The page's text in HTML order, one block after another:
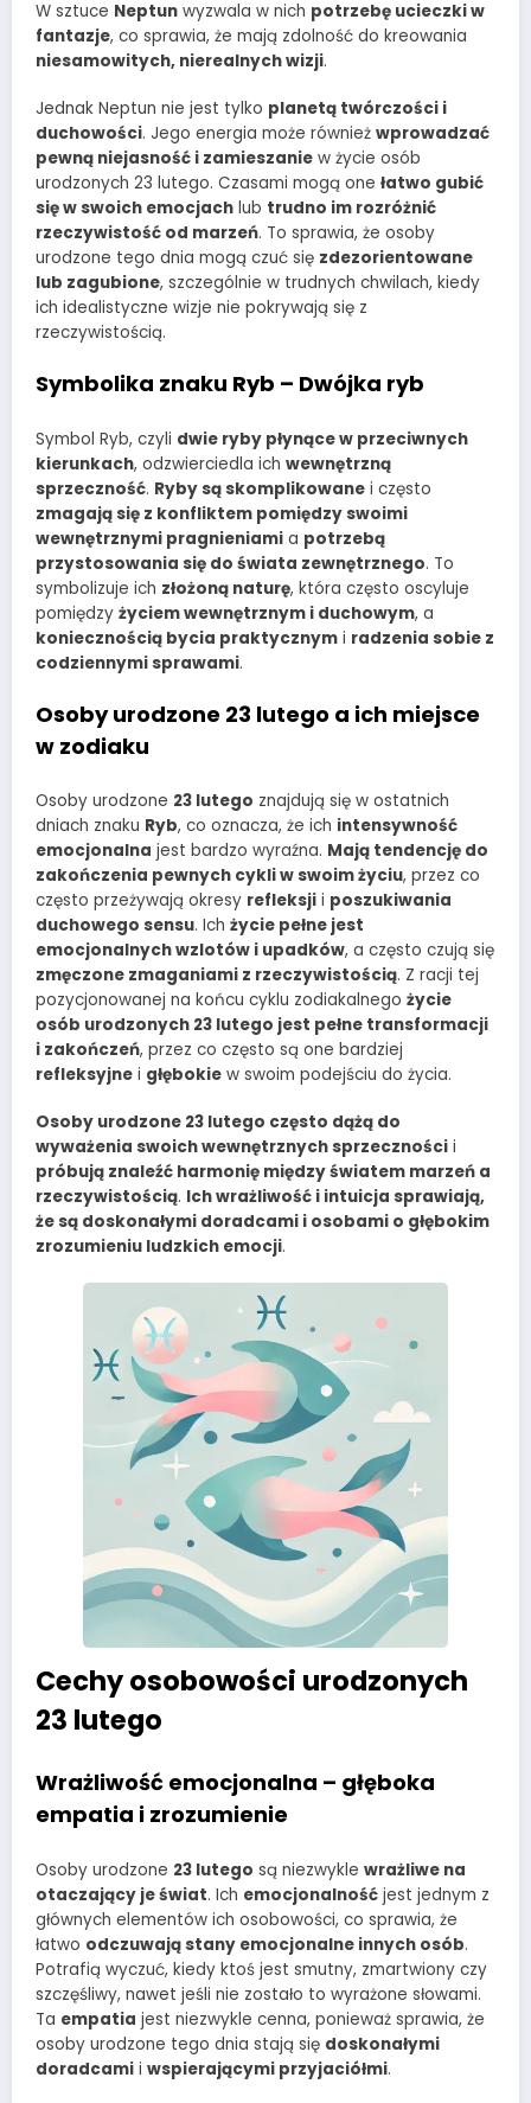
W sztuce Neptun wyzwala w nich potrzebę ucieczki w
fantazje, co sprawia, że mają zdolność do kreowania
niesamowitych, nierealnych wizji.
Jednak Neptun nie jest tylko planetą twórczości i
duchowości. Jego energia może również wprowadzać
pewną niejasność i zamieszanie w życie osób
urodzonych 23 lutego. Czasami mogą one łatwo gubić
się w swoich emocjach lub trudno im rozróżnić
rzeczywistość od marzeń. To sprawia, że osoby
urodzone tego dnia mogą czuć się zdezorientowane
lub zagubione, szczególnie w trudnych chwilach, kiedy
ich idealistyczne wizje nie pokrywają się z
rzeczywistością.
Symbolika znaku Ryb – Dwójka ryb
Symbol Ryb, czyli dwie ryby płynące w przeciwnych
kierunkach, odzwierciedla ich wewnętrzną
sprzeczność. Ryby są skomplikowane i często
zmagają się z konfliktem pomiędzy swoimi
wewnętrznymi pragnieniami a potrzebą
przystosowania się do świata zewnętrznego. To
symbolizuje ich złożoną naturę, która często oscyluje
pomiędzy życiem wewnętrznym i duchowym, a
koniecznością bycia praktycznym i radzenia sobie z
codziennymi sprawami.
Osoby urodzone 23 lutego a ich miejsce
w zodiaku
Osoby urodzone 23 lutego znajdują się w ostatnich
dniach znaku Ryb, co oznacza, że ich intensywność
emocjonalna jest bardzo wyraźna. Mają tendencję do
zakończenia pewnych cykli w swoim życiu, przez co
często przeżywają okresy refleksji i poszukiwania
duchowego sensu. Ich życie pełne jest
emocjonalnych wzlotów i upadków, a często czują się
zmęczone zmaganiami z rzeczywistością. Z racji tej
pozycjonowanej na końcu cyklu zodiakalnego życie
osób urodzonych 23 lutego jest pełne transformacji
i zakończeń, przez co często są one bardziej
refleksyjne i głębokie w swoim podejściu do życia.
Osoby urodzone 23 lutego często dążą do
wyważenia swoich wewnętrznych sprzeczności i
próbują znaleźć harmonię między światem marzeń a
rzeczywistością. Ich wrażliwość i intuicja sprawiają,
że są doskonałymi doradcami i osobami o głębokim
zrozumieniu ludzkich emocji.
Cechy osobowości urodzonych
23 lutego
Wrażliwość emocjonalna – głęboka
empatia i zrozumienie
Osoby urodzone 23 lutego są niezwykle wrażliwe na
otaczający je świat. Ich emocjonalność jest jednym z
głównych elementów ich osobowości, co sprawia, że
łatwo odczuwają stany emocjonalne innych osób.
Potrafią wyczuć, kiedy ktoś jest smutny, zmartwiony czy
szczęśliwy, nawet jeśli nie zostało to wyrażone słowami.
Ta empatia jest niezwykle cenna, ponieważ sprawia, że
osoby urodzone tego dnia stają się doskonałymi
doradcami i wspierającymi przyjaciółmi.